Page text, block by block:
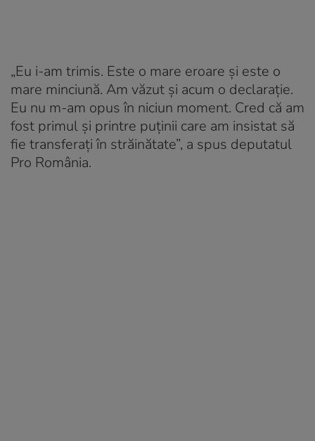
„Eu i-am trimis. Este o mare eroare şi este o
mare minciună. Am văzut şi acum o declaraţie.
Eu nu m-am opus în niciun moment. Cred că am
fost primul şi printre puţinii care am insistat să
fie transferaţi în străinătate”, a spus deputatul
Pro România.